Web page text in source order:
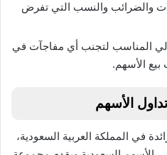
والضرائب والنسب التي تفرض
المناسب لتجنب أي مفاجآت في
الأسهم.
الأسهم
في المملكة العربية السعودية،